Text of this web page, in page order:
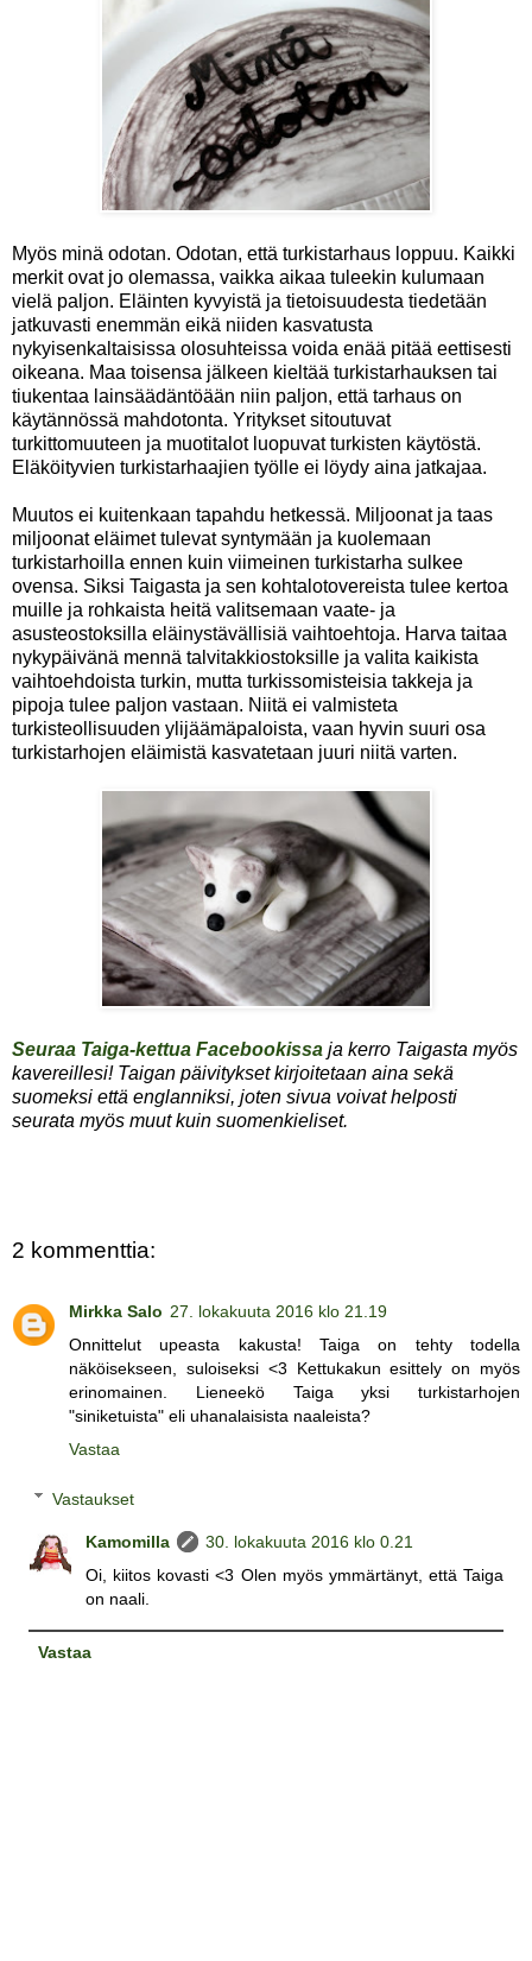
Myös minä odotan. Odotan, että turkistarhaus loppuu. Kaikki
merkit ovat jo olemassa, vaikka aikaa tuleekin kulumaan
vielä paljon. Eläinten kyvyistä ja tietoisuudesta tiedetään
jatkuvasti enemmän eikä niiden kasvatusta
nykyisenkaltaisissa olosuhteissa voida enää pitää eettisesti
oikeana. Maa toisensa jälkeen kieltää turkistarhauksen tai
tiukentaa lainsäädäntöään niin paljon, että tarhaus on
käytännössä mahdotonta. Yritykset sitoutuvat
turkittomuuteen ja muotitalot luopuvat turkisten käytöstä.
Eläköityvien turkistarhaajien työlle ei löydy aina jatkajaa.
Muutos ei kuitenkaan tapahdu hetkessä. Miljoonat ja taas
miljoonat eläimet tulevat syntymään ja kuolemaan
turkistarhoilla ennen kuin viimeinen turkistarha sulkee
ovensa. Siksi Taigasta ja sen kohtalotovereista tulee kertoa
muille ja rohkaista heitä valitsemaan vaate- ja
asusteostoksilla eläinystävällisiä vaihtoehtoja. Harva taitaa
nykypäivänä mennä talvitakkiostoksille ja valita kaikista
vaihtoehdoista turkin, mutta turkissomisteisia takkeja ja
pipoja tulee paljon vastaan. Niitä ei valmisteta
turkisteollisuuden ylijäämäpaloista, vaan hyvin suuri osa
turkistarhojen eläimistä kasvatetaan juuri niitä varten.
Seuraa Taiga-kettua Facebookissa ja kerro Taigasta myös
kavereillesi! Taigan päivitykset kirjoitetaan aina sekä
suomeksi että englanniksi, joten sivua voivat helposti
seurata myös muut kuin suomenkieliset.
2 kommenttia:
Mirkka Salo 27. lokakuuta 2016 klo 21.19
Onnittelut upeasta kakusta! Taiga on tehty todella
näköisekseen, suloiseksi <3 Kettukakun esittely on myös
erinomainen. Lieneekö Taiga yksi turkistarhojen
"siniketuista" eli uhanalaisista naaleista?
Vastaa
Vastaukset
Kamomilla
30. lokakuuta 2016 klo 0.21
Oi, kiitos kovasti <3 Olen myös ymmärtänyt, että Taiga
on naali.
Vastaa